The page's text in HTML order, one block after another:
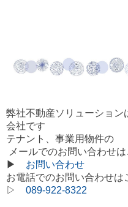
弊社不動産ソリューション
会社です
テナント、事業用物件の
メールでのお問い合わせは
▶ お問い合わせ
お電話でのお問い合わせは
▷ 089-922-8322